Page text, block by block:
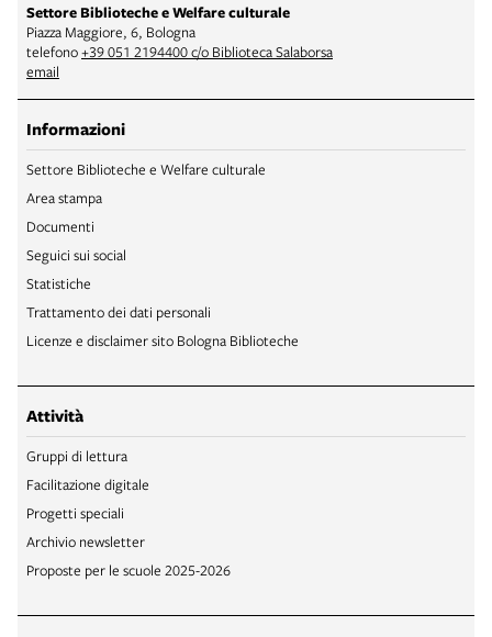
Settore Biblioteche e Welfare culturale
Piazza Maggiore, 6, Bologna
telefono+39 051 2194400 c/o Biblioteca Salaborsa
email
Informazioni
Settore Biblioteche e Welfare culturale
Area stampa
Documenti
Seguici sui social
Statistiche
Trattamento dei dati personali
Licenze e disclaimer sito Bologna Biblioteche
Attività
Gruppi di lettura
Facilitazione digitale
Progetti speciali
Archivio newsletter
Proposte per le scuole 2025-2026